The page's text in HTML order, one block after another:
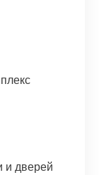
и дверей